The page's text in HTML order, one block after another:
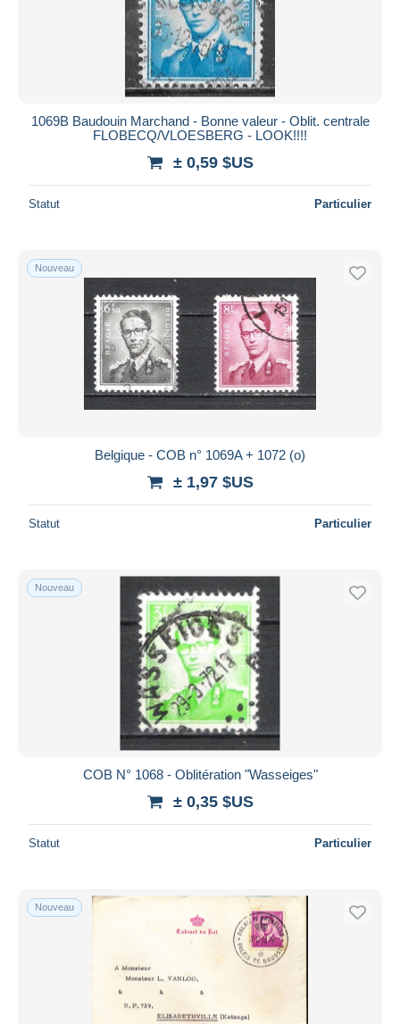
1069B Baudouin Marchand - Bonne valeur - Oblit. centrale
FLOBECQ/VLOESBERG - LOOK!!!!
± 0,59 $US
Statut Particulier
Nouveau
Belgique - COB n° 1069A + 1072 (o)
± 1,97 $US
Statut Particulier
Nouveau
COB N° 1068 - Oblitération "Wasseiges"
± 0,35 $US
Statut Particulier
Nouveau